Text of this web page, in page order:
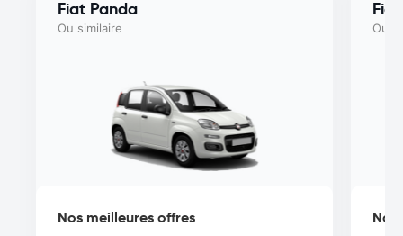
Fiat Panda
Ou similaire
Nos meilleures offres
Ou
Nos